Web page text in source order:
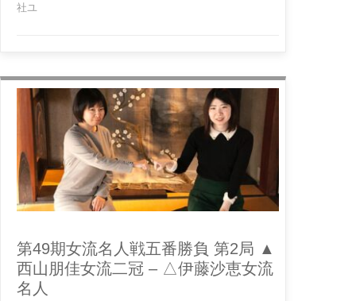
社ユ
第49期女流名人戦五番勝負 第2局 ▲
西山朋佳女流二冠 – △伊藤沙恵女流
名人